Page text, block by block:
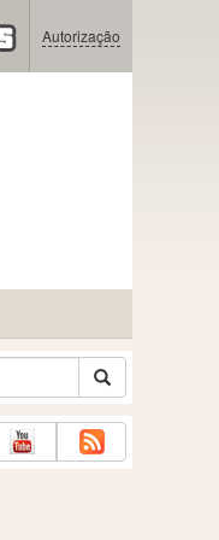
Autorização